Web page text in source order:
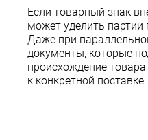
Если товарный знак
может уделить
Даже при
документы, которые
происхождение
к конкретной поставке.